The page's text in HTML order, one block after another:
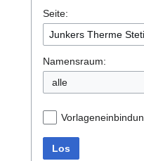
Seite:
Namensraum:
alle
Los